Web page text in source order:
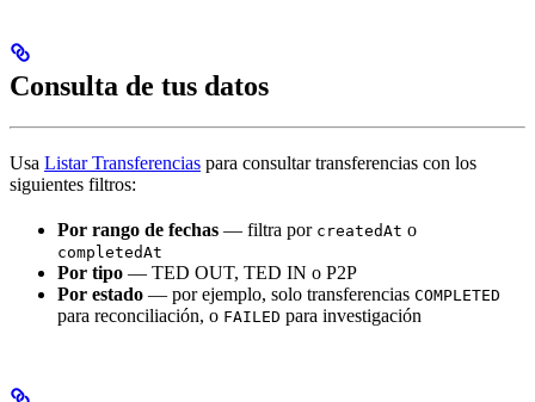
Consulta de tus datos
Usa Listar Transferencias para consultar transferencias con los
siguientes filtros:
Por rango de fechas — filtra por createdAt o
completedAt
Por tipo — TED OUT, TED IN o P2P
Por estado — por ejemplo, solo transferencias COMPLETED
para reconciliación, o FAILED para investigación